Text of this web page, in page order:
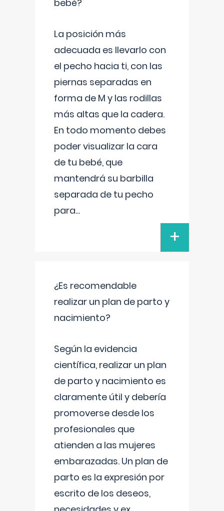
bebé?
La posición más
adecuada es llevarlo con
el pecho hacia ti, con las
piernas separadas en
forma de M y las rodillas
más altas que la cadera.
En todo momento debes
poder visualizar la cara
de tu bebé, que
mantendrá su barbilla
separada de tu pecho
para...
+
¿Es recomendable
realizar un plan de parto y
nacimiento?
Según la evidencia
científica, realizar un plan
de parto y nacimiento es
claramente útil y debería
promoverse desde los
profesionales que
atienden a las mujeres
embarazadas. Un plan de
parto es la expresión por
escrito de los deseos,